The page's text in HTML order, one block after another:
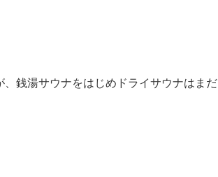
銭湯サウナをはじめドライサウナはまだ